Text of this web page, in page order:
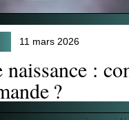
11 mars 2026
naissance :
?